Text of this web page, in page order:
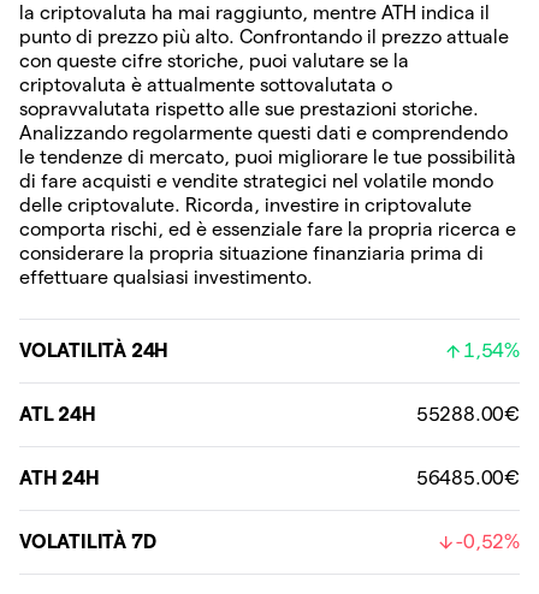
la criptovaluta ha mai raggiunto, mentre ATH indica il
punto di prezzo più alto. Confrontando il prezzo attuale
con queste cifre storiche, puoi valutare se la
criptovaluta è attualmente sottovalutata o
sopravvalutata rispetto alle sue prestazioni storiche.
Analizzando regolarmente questi dati e comprendendo
le tendenze di mercato, puoi migliorare le tue possibilità
di fare acquisti e vendite strategici nel volatile mondo
delle criptovalute. Ricorda, investire in criptovalute
comporta rischi, ed è essenziale fare la propria ricerca e
considerare la propria situazione finanziaria prima di
effettuare qualsiasi investimento.
VOLATILITÀ 24H 1,54%
ATL 24H 55288.00€
ATH 24H 56485.00€
VOLATILITÀ 7D -0,52%